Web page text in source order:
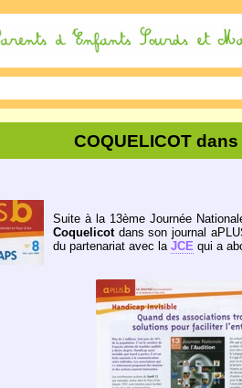
COQUELICOT
Suite à la 13ème Journée
Coquelicotdans son journal
du partenariat avec la JCE qui a